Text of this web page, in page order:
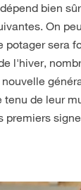
bien
On
potager sera
l'hiver,
tenu de leur
premiers